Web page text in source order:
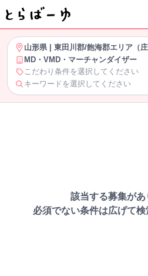
山形県| 東田川郡/飽海郡エリア（庄
MD・VMD・マーチャンダイザー
こだわり条件を選択してください
キーワードを選択してください
該当する募集があ
必須でない条件は広げて検